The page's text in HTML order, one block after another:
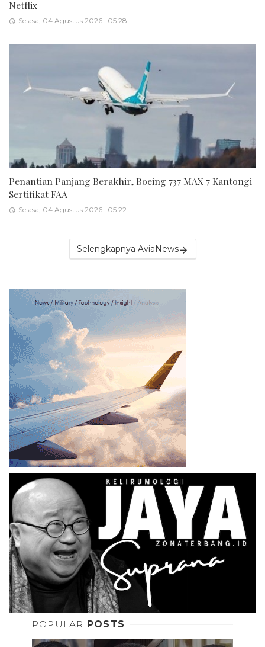
Netflix
Selasa, 04 Agustus 2026 | 05:28
Penantian Panjang Berakhir, Boeing 737 MAX 7 Kantongi
Sertifikat FAA
Selasa, 04 Agustus 2026 | 05:22
Selengkapnya AviaNews
POPULAR POSTS